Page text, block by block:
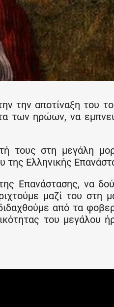
την αποτίναξη του
των ηρώων, να
τους στη μεγάλη
της Ελληνικής
Επανάστασης, να
μαζί του στη
από τα
του μεγάλου